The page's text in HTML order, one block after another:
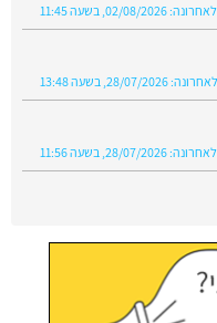
לאחרונה: 02/08/2026, בשעה 11:45
28/07/2026, בשעה 13:48
לאחרונה: 28/07/2026, בשעה 11:56